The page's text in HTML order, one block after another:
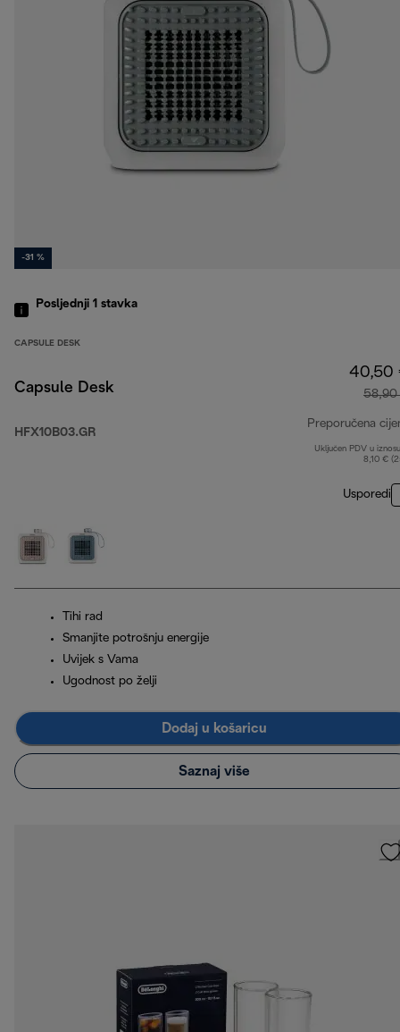
-31 %
Posljednji 1 stavka
CAPSULE DESK
Capsule Desk
HFX10B03.GR
40,50
58,90
Preporučena
Uključen PDV u
8,10 €
Usporedi
Tihi rad
Smanjite potrošnju energije
Uvijek s Vama
Ugodnost po želji
Dodaj u košaricu
Saznaj više